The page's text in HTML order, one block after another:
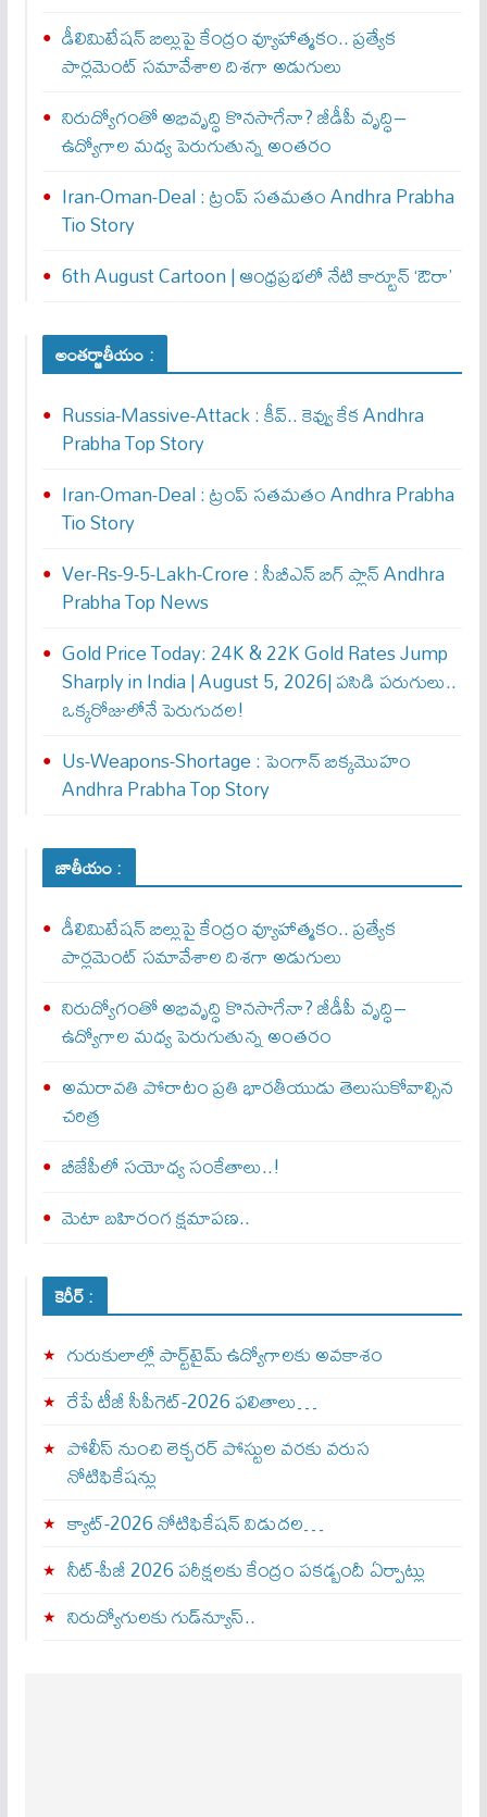
డీలిమిటేషన్ బిల్లుపై కేంద్రం వ్యూహాత్మకం.. ప్రత్యేక
పార్లమెంట్ సమావేశాల దిశగా అడుగులు
నిరుద్యోగంతో అభివృద్ధి కొనసాగేనా? జీడీపీ వృద్ధి–
ఉద్యోగాల మధ్య పెరుగుతున్న అంతరం
Iran-Oman-Deal : ట్రంప్ స‌త‌మ‌తం Andhra Prabha
Tio Story
6th August Cartoon | ఆంధ్రప్రభలో నేటి కార్టూన్ ‘ఔరా’
అంతర్జాతీయం :
Russia-Massive-Attack : కీవ్‌.. కెవ్వు కేక‌ Andhra
Prabha Top Story
Iran-Oman-Deal : ట్రంప్ స‌త‌మ‌తం Andhra Prabha
Tio Story
Ver-Rs-9-5-Lakh-Crore : సీబీఎన్ బిగ్ ప్లాన్ Andhra
Prabha Top News
Gold Price Today: 24K & 22K Gold Rates Jump
Sharply in India | August 5, 2026| పసిడి పరుగులు..
ఒక్కరోజులోనే పెరుగుద‌ల‌!
Us-Weapons-Shortage : పెంగాన్ బిక్క‌మొహం
Andhra Prabha Top Story
జాతీయం :
డీలిమిటేషన్ బిల్లుపై కేంద్రం వ్యూహాత్మకం.. ప్రత్యేక
పార్లమెంట్ సమావేశాల దిశగా అడుగులు
నిరుద్యోగంతో అభివృద్ధి కొనసాగేనా? జీడీపీ వృద్ధి–
ఉద్యోగాల మధ్య పెరుగుతున్న అంతరం
అమరావతి పోరాటం ప్రతి భారతీయుడు తెలుసుకోవాల్సిన
చరిత్ర
బీజేపీలో సయోధ్య సంకేతాలు..!
మెటా బ‌హిరంగ క్షమాపణ..
కెరీర్ :
గురుకులాల్లో పార్ట్‌టైమ్ ఉద్యోగాలకు అవకాశం
రేపే టీజీ సీపీగెట్‌-2026 ఫలితాలు…
పోలీస్ నుంచి లెక్చరర్ పోస్టుల వరకు వరుస
నోటిఫికేషన్లు
క్యాట్-2026 నోటిఫికేషన్ విడుదల…
నీట్-పీజీ 2026 పరీక్షలకు కేంద్రం పకడ్బందీ ఏర్పాట్లు
నిరుద్యోగులకు గుడ్‌న్యూస్..